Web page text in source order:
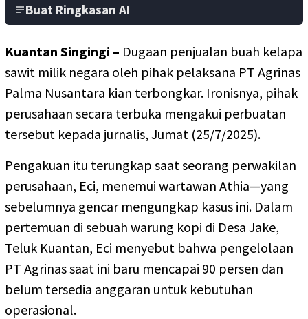
Buat Ringkasan AI
Kuantan Singingi – Dugaan penjualan buah kelapa
sawit milik negara oleh pihak pelaksana PT Agrinas
Palma Nusantara kian terbongkar. Ironisnya, pihak
perusahaan secara terbuka mengakui perbuatan
tersebut kepada jurnalis, Jumat (25/7/2025).
Pengakuan itu terungkap saat seorang perwakilan
perusahaan, Eci, menemui wartawan Athia—yang
sebelumnya gencar mengungkap kasus ini. Dalam
pertemuan di sebuah warung kopi di Desa Jake,
Teluk Kuantan, Eci menyebut bahwa pengelolaan
PT Agrinas saat ini baru mencapai 90 persen dan
belum tersedia anggaran untuk kebutuhan
operasional.